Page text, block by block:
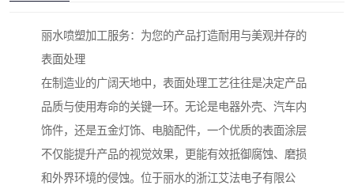
丽水喷塑加工服务：为您的产品打造耐用与美观并存的
表面处理
在制造业的广阔天地中，表面处理工艺往往是决定产品
品质与使用寿命的关键一环。无论是电器外壳、汽车内
饰件，还是五金灯饰、电脑配件，一个优质的表面涂层
不仅能提升产品的视觉效果，更能有效抵御腐蚀、磨损
和外界环境的侵蚀。位于丽水的浙江艾法电子有限公